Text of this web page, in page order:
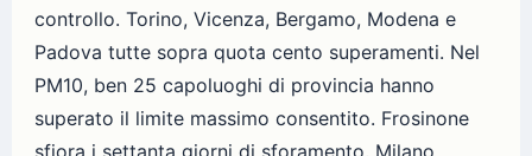
controllo. Torino, Vicenza, Bergamo, Modena e
Padova tutte sopra quota cento superamenti. Nel
PM10, ben 25 capoluoghi di provincia hanno
superato il limite massimo consentito. Frosinone
sfiora i settanta giorni di sforamento, Milano